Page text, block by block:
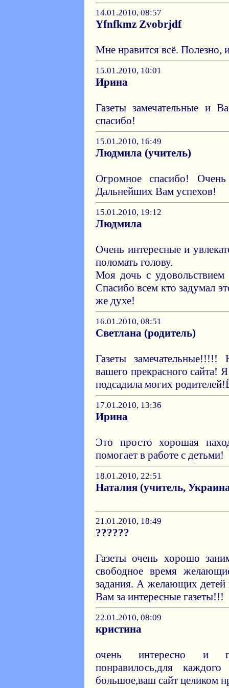
14.01.2010, 08:57
Yfnfkmz Zvobrjdf
Мне нравится всё. Полезно,
15.01.2010, 10:01
Ирина
Газеты замечательные и
спасибо!
15.01.2010, 16:49
Людмила (учитель)
Огромное спасибо!
Дальнейших Вам успехов!
15.01.2010, 19:12
Людмила
Очень интересные и
поломать голову.
Моя дочь с удовольствием
Спасибо всем кто задумал
же духе!
16.01.2010, 08:51
Светлана (родитель)
Газеты
вашего прекрасного сайта!
подсадила могих
17.01.2010, 13:36
Ирина
Это просто хорошая
помогает в работе с детьми!
18.01.2010, 22:51
Наталия (учитель,
21.01.2010, 18:49
??????
Газеты очень хорошо
свободное время
задания. А желающих детей
Вам за интересные газеты!!!
22.01.2010, 08:09
кристина
очень интересно и
понравилось,для
большое,ваш сайт целиком